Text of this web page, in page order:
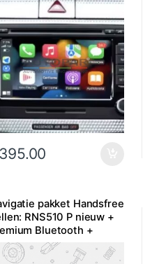
395.00
pakket Handsfree
RNS510 P nieuw +
Bluetooth +